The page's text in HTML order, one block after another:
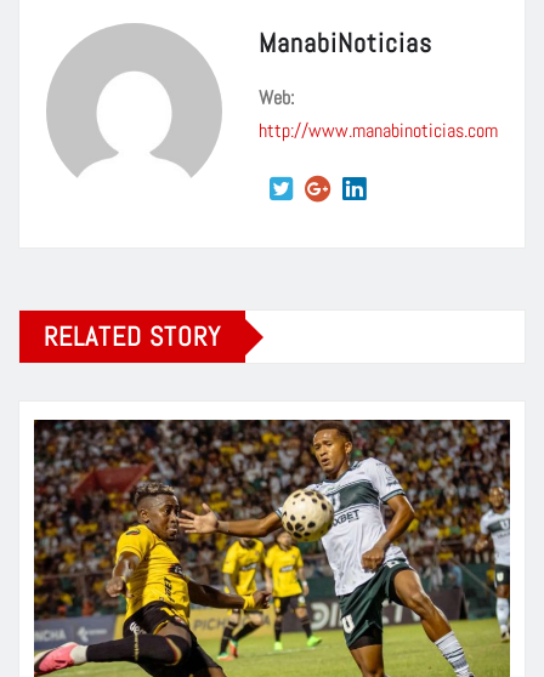
ManabiNoticias
Web:
http://www.manabinoticias.com
RELATED STORY